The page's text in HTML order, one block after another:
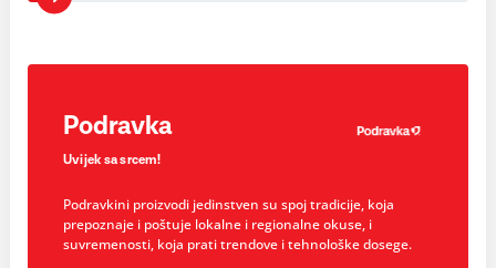
Podravka
Uvijek sa srcem!
Podravkini proizvodi jedinstven su spoj tradicije, koja
prepoznaje i poštuje lokalne i regionalne okuse, i
suvremenosti, koja prati trendove i tehnološke dosege.